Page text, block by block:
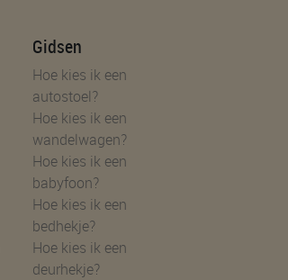
Gidsen
Hoe kies ik een
autostoel?
Hoe kies ik een
wandelwagen?
Hoe kies ik een
babyfoon?
Hoe kies ik een
bedhekje?
Hoe kies ik een
deurhekje?